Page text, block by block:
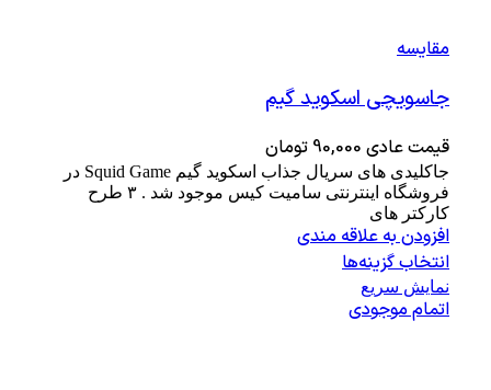
مقايسه
جاسویچی اسکوید گیم
قیمت عادی 90,000 تومان
جاکلیدی های سریال جذاب اسکوید گیم Squid Game در
فروشگاه اینترنتی سامیت کیس موجود شد . ۳ طرح
کارکتر های
افزودن به علاقه مندی
انتخاب گزینه‌ها
نمایش سریع
اتمام موجودی